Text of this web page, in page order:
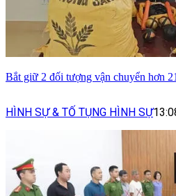
Bắt giữ 2 đối tượng vận chuyển hơn
HÌNH SỰ & TỐ TỤNG HÌNH SỰ